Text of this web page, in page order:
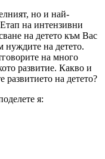
но и най-
на интензивни
на детето към Вас
на детето.
на много
развитие. Какво и
развитието на детето?
я: